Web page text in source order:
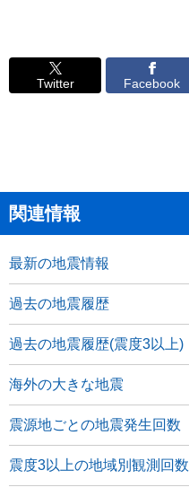
Twitter Facebook
関連情報
最新の地震情報
過去の地震履歴
過去の地震履歴(震度3以上)
海外の大きな地震
震源地ごとの地震発生回数
震度3以上の地域別観測回数